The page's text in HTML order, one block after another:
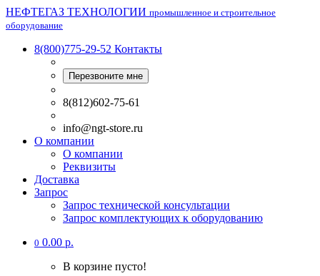
НЕФТЕГАЗ ТЕХНОЛОГИИ промышленное и строительное
оборудование
8(800)775-29-52 Контакты
Перезвоните мне
8(812)602-75-61
info@ngt-store.ru
О компании
О компании
Реквизиты
Доставка
Запрос
Запрос технической консультации
Запрос комплектующих к оборудованию
0 0.00 р.
В корзине пусто!